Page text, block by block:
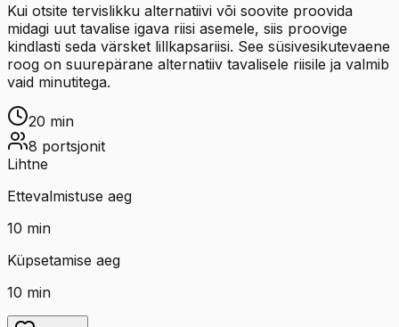
Kui otsite tervislikku alternatiivi või soovite proovida
midagi uut tavalise igava riisi asemele, siis proovige
kindlasti seda värsket lillkapsariisi. See süsivesikutevaene
roog on suurepärane alternatiiv tavalisele riisile ja valmib
vaid minutitega.
20 min
8 portsjonit
Lihtne
Ettevalmistuse aeg
10 min
Küpsetamise aeg
10 min